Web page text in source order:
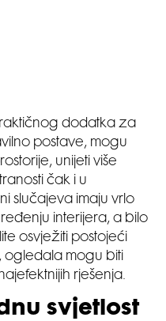
dodatka za
postave, mogu
unijeti više
čak i u
slučajeva imaju vrlo
interijera, a bilo
osvježiti postojeći
ogledala mogu biti
rješenja.
svjetlost